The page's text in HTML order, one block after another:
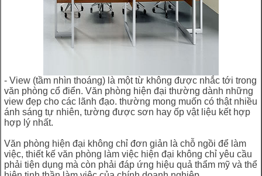
- View (tầm nhìn thoáng) là một từ không được nhắc tới trong
văn phòng cổ điển. Văn phòng hiện đại thường dành những
view đẹp cho các lãnh đạo. thường mong muốn có thật nhiều
ánh sáng tự nhiên, tường được sơn hay ốp vật liệu kết hợp
hợp lý nhất.
Văn phòng hiện đại không chỉ đơn giản là chỗ ngồi để làm
việc, thiết kế văn phòng làm việc hiện đại không chỉ yêu cầu
phải tiện dụng mà còn phải đáp ứng hiệu quả thẩm mỹ và thể